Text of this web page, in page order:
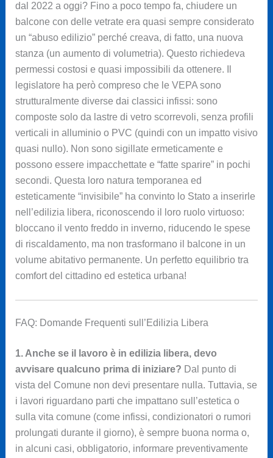
dal 2022 a oggi? Fino a poco tempo fa, chiudere un
balcone con delle vetrate era quasi sempre considerato
un “abuso edilizio” perché creava, di fatto, una nuova
stanza (un aumento di volumetria). Questo richiedeva
permessi costosi e quasi impossibili da ottenere. Il
legislatore ha però compreso che le VEPA sono
strutturalmente diverse dai classici infissi: sono
composte solo da lastre di vetro scorrevoli, senza profili
verticali in alluminio o PVC (quindi con un impatto visivo
quasi nullo). Non sono sigillate ermeticamente e
possono essere impacchettate e “fatte sparire” in pochi
secondi. Questa loro natura temporanea ed
esteticamente “invisibile” ha convinto lo Stato a inserirle
nell’edilizia libera, riconoscendo il loro ruolo virtuoso:
bloccano il vento freddo in inverno, riducendo le spese
di riscaldamento, ma non trasformano il balcone in un
volume abitativo permanente. Un perfetto equilibrio tra
comfort del cittadino ed estetica urbana!
FAQ: Domande Frequenti sull’Edilizia Libera
1. Anche se il lavoro è in edilizia libera, devo
avvisare qualcuno prima di iniziare? Dal punto di
vista del Comune non devi presentare nulla. Tuttavia, se
i lavori riguardano parti che impattano sull’estetica o
sulla vita comune (come infissi, condizionatori o rumori
prolungati durante il giorno), è sempre buona norma o,
in alcuni casi, obbligatorio, informare preventivamente